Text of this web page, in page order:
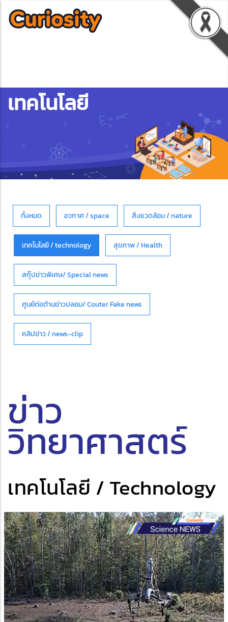
เทคโนโลยี
ทั้งหมด อวกาศ / space สิ่งแวดล้อม / nature
เทคโนโลยี / technology สุขภาพ / Health
สกู๊ปข่าวพิเศษ/ Special news
ศูนย์ต่อต้านข่าวปลอม/ Couter Fake news
คลิปข่าว / news-clip
ข่าว
วิทยาศาสตร์
เทคโนโลยี / Technology